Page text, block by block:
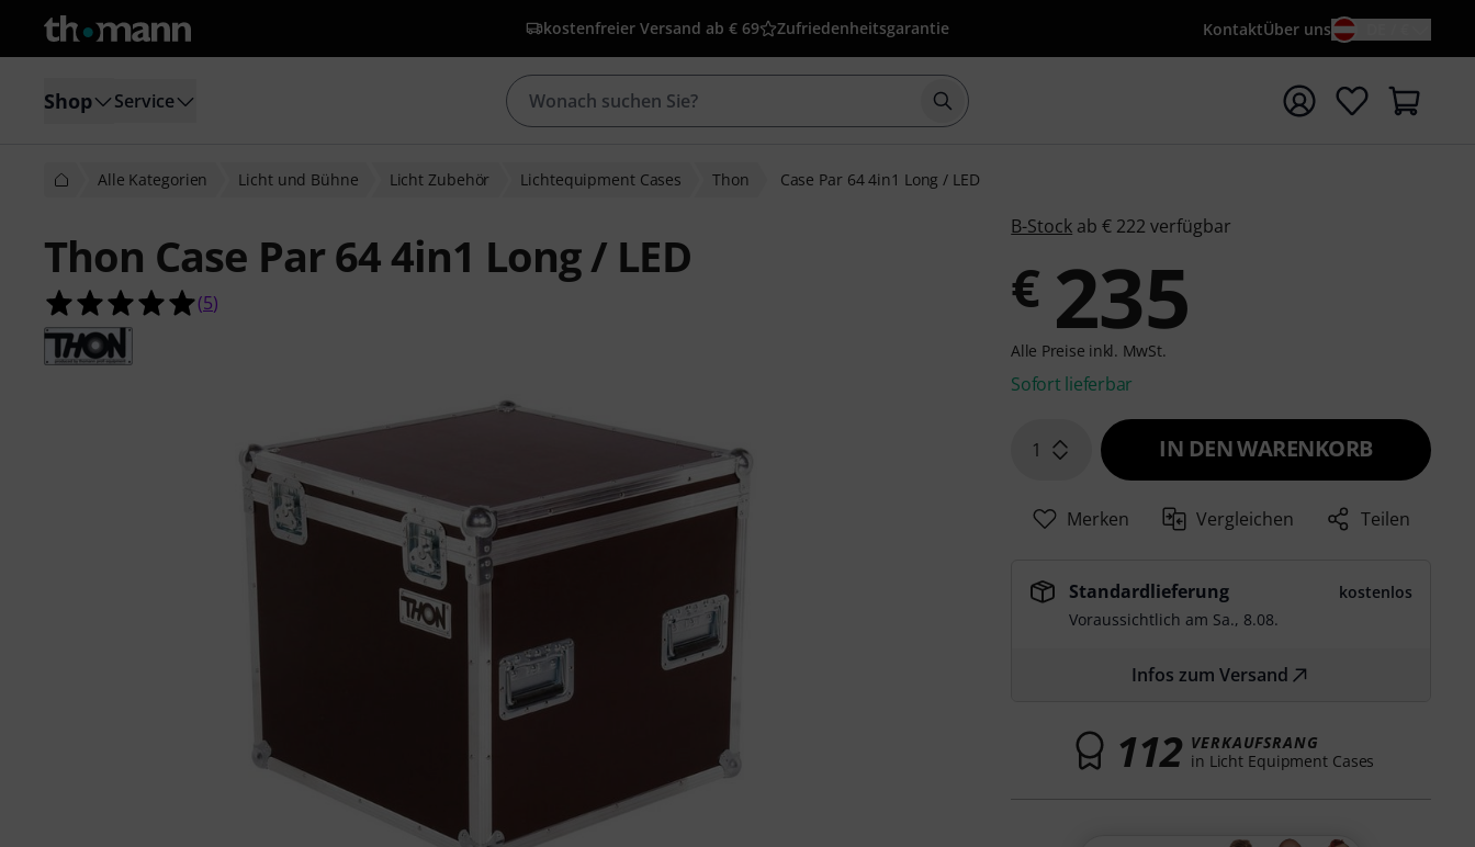
kostenfreier Versand ab € 69 Zufriedenheitsgarantie KontaktÜber uns
Shop Service Suche mit Suchwort {searchTerm} starten
Alle Kategorien Licht und Bühne Licht Zubehör Lichtequipment Cases Thon Case Par 64 4in1 Long / LED
Thon Case Par 64 4in1 Long / LED
5.0 von 5 Sternen aus 5 Kundenbewertungen
(5)
B-Stock ab € 222 verfügbar
€ 235
Alle Preise inkl. MwSt.
Sofort lieferbar
1 IN DEN WARENKORB
Merken Vergleichen Teilen
Standardlieferung
kostenlos
Voraussichtlich am Sa., 8.08.
Infos zum Versand
112 VERKAUFSRANG
in Licht Equipment Cases